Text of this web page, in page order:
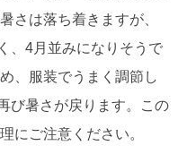
さは落ち着きますが、
、4月並みになりそうで
、服装でうまく調節し
び暑さが戻ります。この
にご注意ください。